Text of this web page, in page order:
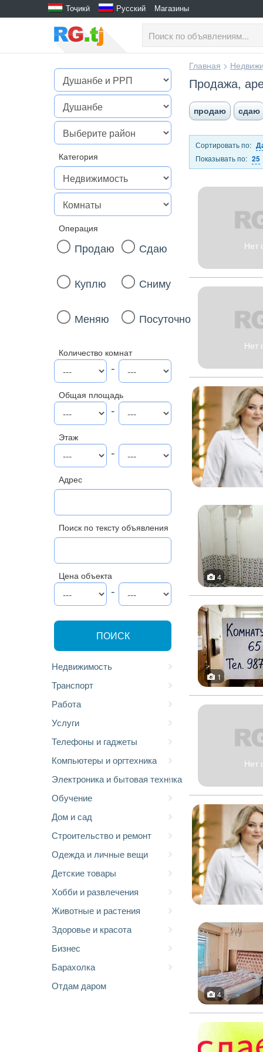
Тоҷикӣ Русский Магазины
Категория
Операция
Продаю Сдаю
Куплю Сниму
Меняю Посуточно
Количество комнат
-
Общая площадь
-
Этаж
-
Адрес
Поиск по тексту объявления
Цена объекта
-
ПОИСК
Недвижимость
Транспорт
Работа
Услуги
Телефоны и гаджеты
Компьютеры и оргтехника
Электроника и бытовая техника
Обучение
Дом и сад
Строительство и ремонт
Одежда и личные вещи
Детские товары
Хобби и развлечения
Животные и растения
Здоровье и красота
Бизнес
Барахолка
Отдам даром
Главная >
Продажа,
продаю сдаю
Сортировать по:
Показывать по: 25
Нет
Нет
4
1
Нет
4